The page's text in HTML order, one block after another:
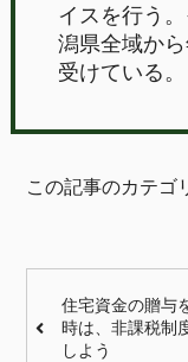
イスを行う
潟県全域か
受けている。
この記事のカテゴ
住宅資金の贈与
時は、非課税制
しよう